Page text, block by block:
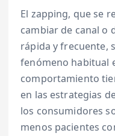
El zapping, que se
cambiar de canal o
rápida y frecuente,
fenómeno habitual
comportamiento
en las estrategias
los consumidores
menos pacientes